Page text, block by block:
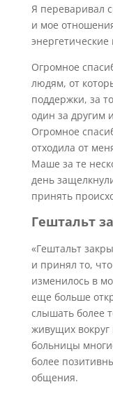
Я переваривал
и мое
Огромное
людям, от
поддержки, за
один за другим
Огромное
отходила от
Маше за те
день
принять
Гештальт
«Гештальт
и принял то,
изменилось в
еще больше
слышать более
живущих
больницы
более
общения.